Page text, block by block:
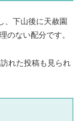
、下山後に天赦園
のない配分です。
れた投稿も見られ